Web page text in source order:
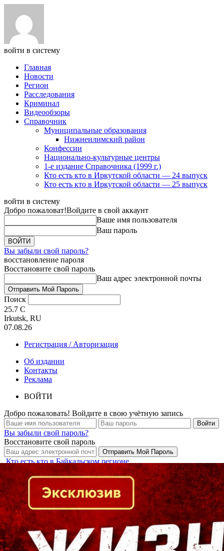
войти в систему
Главная
Новости
Регион
Расследования
Криминал
Видеообзоры
Справочник
Муниципальные образования
Нижнеилимский район
Конфессии
Национально-культурные центры
1-е издание Справочника (1999 г.)
Кто есть кто в Иркутской области — 24 выпуск
Кто есть кто в Иркутской области — 25 выпуск
войти в систему
Добро пожаловат!Войдите в свой аккаунт
Ваше имя пользователя
Ваш пароль
Вы забыли свой пароль?
восстановление пароля
Восстановите свой пароль
Ваш адрес электронной почты
Поиск
25.7 C
Irkutsk, RU
07.08.26
Регистрация / Авторизация
Об издании
Контакты
Реклама
ВОЙТИ
Добро пожаловать! Войдите в свою учётную запись
Вы забыли свой пароль?
Восстановите свой пароль
Кто есть кто в Байкальском регионе